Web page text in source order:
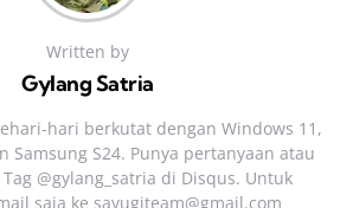
Written by
Gylang Satria
berkutat dengan Windows 11,
Samsung S24. Punya pertanyaan atau
@gylang_satria di Disqus. Untuk
saja ke sayugiteam@gmail.com